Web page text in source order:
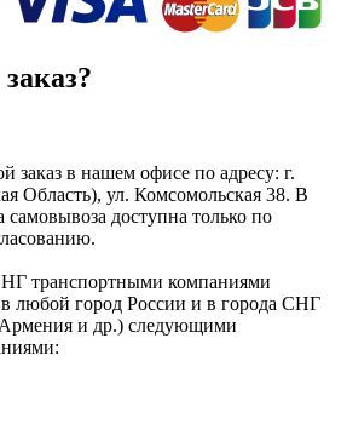
заказ в нашем офисе по адресу: г.
Область), ул. Комсомольская 38. В
доступна только по
транспортными компаниями
любой город России и в города СНГ
Армения и др.) следующими